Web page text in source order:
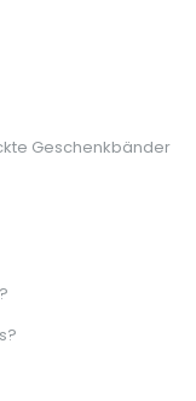
Geschenkbänder